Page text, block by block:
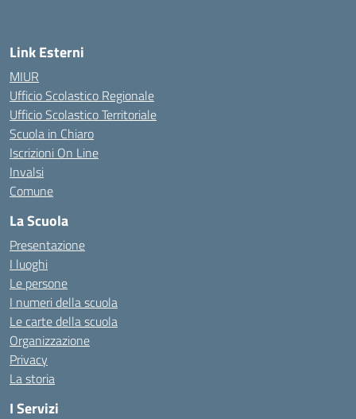
Link Esterni
MIUR
Ufficio Scolastico Regionale
Ufficio Scolastico Territoriale
Scuola in Chiaro
Iscrizioni On Line
Invalsi
Comune
La Scuola
Presentazione
I luoghi
Le persone
I numeri della scuola
Le carte della scuola
Organizzazione
Privacy
La storia
I Servizi